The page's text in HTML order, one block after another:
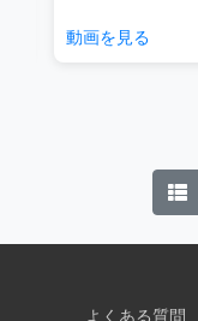
動画を見る
よくある質問